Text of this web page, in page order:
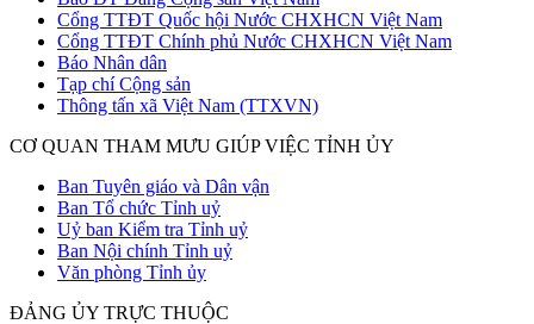
Cổng TTĐT Quốc hội Nước CHXHCN Việt Nam
Cổng TTĐT Chính phủ Nước CHXHCN Việt Nam
Báo Nhân dân
Tạp chí Cộng sản
Thông tấn xã Việt Nam (TTXVN)
CƠ QUAN THAM MƯU GIÚP VIỆC TỈNH ỦY
Ban Tuyên giáo và Dân vận
Ban Tổ chức Tỉnh uỷ
Uỷ ban Kiểm tra Tỉnh uỷ
Ban Nội chính Tỉnh uỷ
Văn phòng Tỉnh ủy
ĐẢNG ỦY TRỰC THUỘC